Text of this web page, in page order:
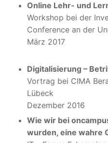
Online Lehr- und
Workshop bei der
Conference an der
März 2017
Digitalisierung –
Vortrag bei CIMA
Lübeck
Dezember 2016
Wie wir bei
wurden, eine wahre